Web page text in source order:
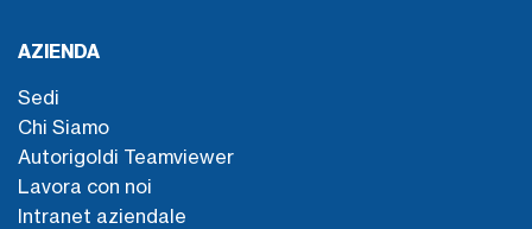
AZIENDA
Sedi
Chi Siamo
Autorigoldi Teamviewer
Lavora con noi
Intranet aziendale